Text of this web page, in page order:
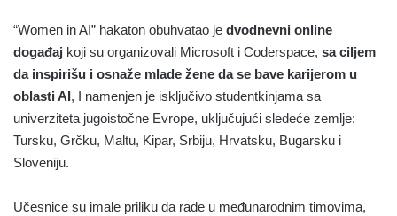
“Women in AI” hakaton obuhvatao je dvodnevni online
događaj koji su organizovali Microsoft i Coderspace, sa ciljem
da inspirišu i osnaže mlade žene da se bave karijerom u
oblasti AI , I namenjen je isključivo studentkinjama sa
univerziteta jugoistočne Evrope, uključujući sledeće zemlje:
Tursku, Grčku, Maltu, Kipar, Srbiju, Hrvatsku, Bugarsku i
Sloveniju.
Učesnice su imale priliku da rade u međunarodnim timovima,